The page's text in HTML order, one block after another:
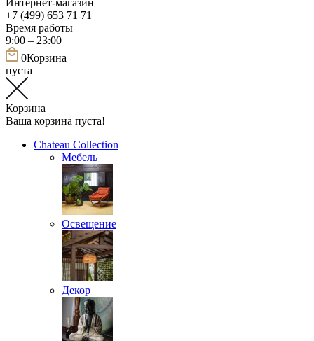
+7 (499) 653 71 71
Время работы
9:00 – 23:00
0Корзина
пуста
Корзина
Ваша корзина пуста!
Chateau Collection
Мебель
Освещение
Декор